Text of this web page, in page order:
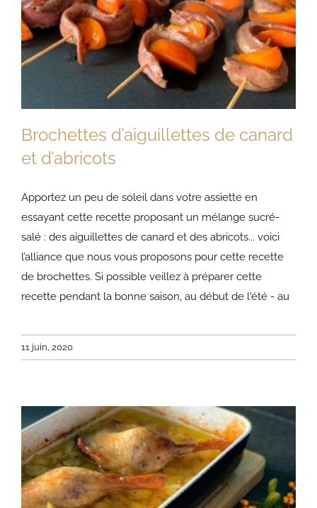
Brochettes d’aiguillettes de canard et d’abricots
Brochettes d’aiguillettes de canard
et d’abricots
Apportez un peu de soleil dans votre assiette en
essayant cette recette proposant un mélange sucré-
salé : des aiguillettes de canard et des abricots... voici
l’alliance que nous vous proposons pour cette recette
de brochettes. Si possible veillez à préparer cette
recette pendant la bonne saison, au début de l'été - au
11 juin, 2020